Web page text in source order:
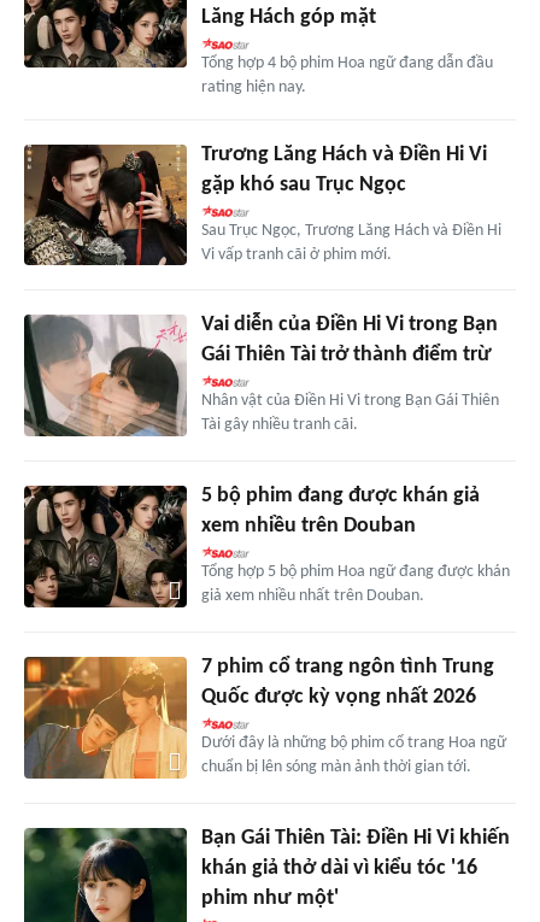
Lăng Hách góp mặt
Tổng hợp 4 bộ phim Hoa ngữ đang dẫn đầu
rating hiện nay.
Trương Lăng Hách và Điền Hi Vi
gặp khó sau Trục Ngọc
Sau Trục Ngọc, Trương Lăng Hách và Điền Hi
Vi vấp tranh cãi ở phim mới.
Vai diễn của Điền Hi Vi trong Bạn
Gái Thiên Tài trở thành điểm trừ
Nhân vật của Điền Hi Vi trong Bạn Gái Thiên
Tài gây nhiều tranh cãi.
5 bộ phim đang được khán giả
xem nhiều trên Douban
Tổng hợp 5 bộ phim Hoa ngữ đang được khán
giả xem nhiều nhất trên Douban.
7 phim cổ trang ngôn tình Trung
Quốc được kỳ vọng nhất 2026
Dưới đây là những bộ phim cổ trang Hoa ngữ
chuẩn bị lên sóng màn ảnh thời gian tới.
Bạn Gái Thiên Tài: Điền Hi Vi khiến
khán giả thở dài vì kiểu tóc '16
phim như một'